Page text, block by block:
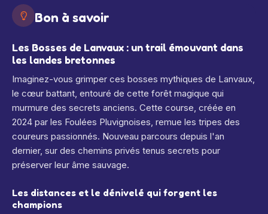
Bon à savoir
Les Bosses de Lanvaux : un trail émouvant dans
les landes bretonnes
Imaginez-vous grimper ces bosses mythiques de Lanvaux,
le cœur battant, entouré de cette forêt magique qui
murmure des secrets anciens. Cette course, créée en
2024 par les Foulées Pluvignoises, remue les tripes des
coureurs passionnés. Nouveau parcours depuis l'an
dernier, sur des chemins privés tenus secrets pour
préserver leur âme sauvage.
Les distances et le dénivelé qui forgent les
champions